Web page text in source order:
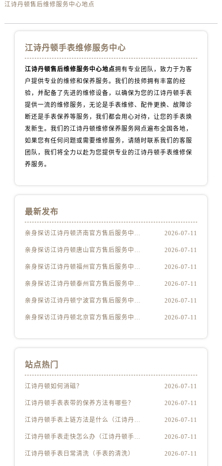
辽宁省朝阳市双塔区新华路江诗丹顿售后服务中心（需提前预约）
辽宁省沈阳市沈河区中街路83号亨得利名表维修授权店1楼江诗丹顿售后服务中心（需提前预约）
内蒙古自治区包头市青山区幸福路甲3号王府井百货名表维修江诗丹顿售后服务中心（需提前预约）
内蒙古自治区乌海市海勃湾区人民南路江诗丹顿售后服务中心（需提前预约）
江诗丹顿售后维修服务中心地点
江诗丹顿手表维修服务中心
江诗丹顿售后维修服务中心地点拥有专业团队，致力于为客
户提供专业的维修和保养服务。我们的技师拥有丰富的经
验，并配备了先进的维修设备，以确保为您的江诗丹顿手表
提供一流的维修服务，无论是手表维修、配件更换、故障诊
断还是手表保养等服务，我们都会用心对待，让您的手表焕
发新生。我们的江诗丹顿维修保养服务网点遍布全国各地，
如果您有任何问题或需要维修服务，请随时联系我们的客服
团队，我们将全力以赴为您提供专业的江诗丹顿手表维修保
养服务。
最新发布
2026-07-11
2026-07-11
2026-07-11
2026-07-11
2026-07-11
2026-07-11
站点热门
江诗丹顿如何消磁？ 2026-07-11
江诗丹顿手表表带的保养方法有哪些？ 2026-07-11
2026-07-11
2026-07-11
江诗丹顿手表日常清洗（手表的清洗） 2026-07-11